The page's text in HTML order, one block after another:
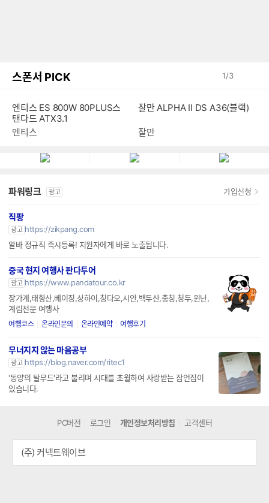
스폰서 PICK 1/3
엔티스 ES 800W 80PLUS스
탠다드 ATX3.1
엔티스
잘만 ALPHA II DS A36(블랙)
잘만
파워링크 광고 가입신청
직팡
광고 https://zikpang.com
알바 정규직 즉시등록! 지원자에게 바로 노출됩니다.
중국 현지 여행사 판다투어
광고 https://www.pandatour.co.kr
장가계,태항산,베이징,상하이,칭다오,시안,백두산,충칭,청두,윈난,
계림전문 여행사
여행코스 온라인문의 온라인예약 여행후기
무너지지 않는 마음공부
광고 https://blog.naver.com/ritec1
'동양의 탈무드'라고 불리며 시대를 초월하여 사랑받는 잠언집이
있습니다.
PC버전 로그인 개인정보처리방침 고객센터
(주) 커넥트웨이브